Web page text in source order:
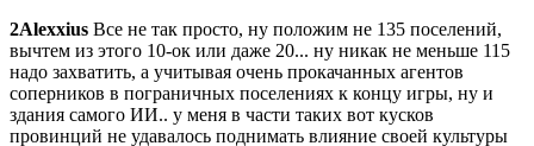
2Alexxius Все не так просто, ну положим не 135 поселений,
вычтем из этого 10-ок или даже 20... ну никак не меньше 115
надо захватить, а учитывая очень прокачанных агентов
соперников в пограничных поселениях к концу игры, ну и
здания самого ИИ.. у меня в части таких вот кусков
провинций не удавалось поднимать влияние своей культуры